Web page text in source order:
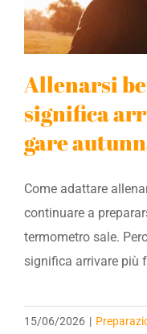
Allenarsi
significa
gare
Come adattare
continuare a
termometro sale.
significa arrivare più
15/06/2026 |